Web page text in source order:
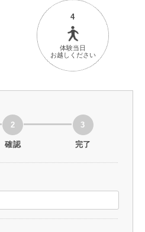
4
体験当日
お越しください
2
確認
3
完了